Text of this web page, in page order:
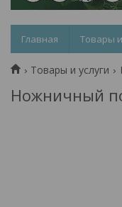
Главная Товары и
Товары и услуги
Ножничный